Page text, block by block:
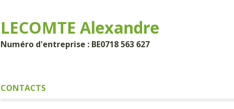
LECOMTE Alexandre
Numéro d'entreprise : BE0718 563 627
CONTACTS